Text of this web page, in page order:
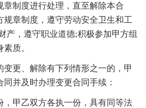
章制度进行处理，直至解除本合
规章制度，遵守劳动安全卫生和工
产，遵守职业道德;积极参加甲方组
质。
变更、解除有下列情形之一的，甲
并及时办理变更合同手续：
，甲乙双方各执一份，具有同等法